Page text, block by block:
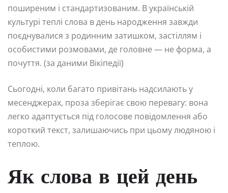
поширеним і стандартизованим. В українській
культурі теплі слова в день народження завжди
поєднувалися з родинним затишком, застіллям і
особистими розмовами, де головне — не форма, а
почуття. (за даними Вікіпедії)
Сьогодні, коли багато привітань надсилають у
месенджерах, проза зберігає свою перевагу: вона
легко адаптується під голосове повідомлення або
короткий текст, залишаючись при цьому людяною і
теплою.
Як слова в цей день